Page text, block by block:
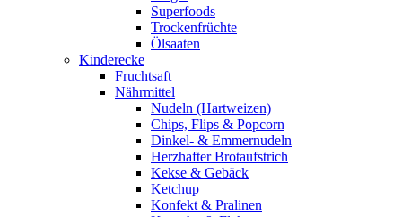
Superfoods
Trockenfrüchte
Ölsaaten
Kinderecke
Fruchtsaft
Nährmittel
Nudeln (Hartweizen)
Chips, Flips & Popcorn
Dinkel- & Emmernudeln
Herzhafter Brotaufstrich
Kekse & Gebäck
Ketchup
Konfekt & Pralinen